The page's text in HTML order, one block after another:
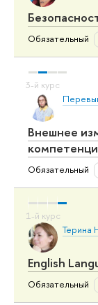
Обязательный
Внешнее
Обязательный
Терина
English
Обязательный